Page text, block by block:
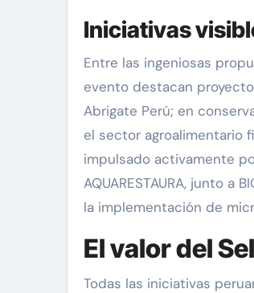
Iniciativas
Entre las ingeniosas
evento destacan
Abrigate Perú; en
el sector agroalimentario
impulsado activamente
AQUARESTAURA, junto
la implementación de
El valor del
Todas las iniciativas